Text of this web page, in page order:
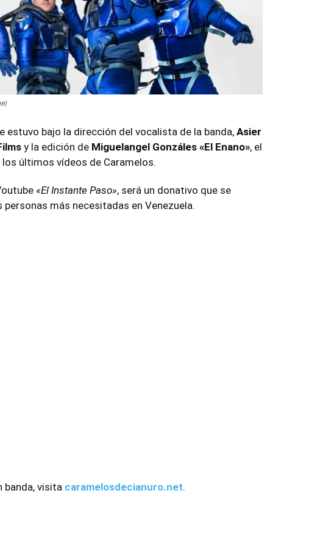
estuvo bajo la dirección del vocalista de la banda, Asier
y la edición de Miguelangel Gonzáles «El Enano», el
últimos vídeos de Caramelos.
«El Instante Paso», será un donativo que se
personas más necesitadas en Venezuela.
banda, visita caramelosdecianuro.net.